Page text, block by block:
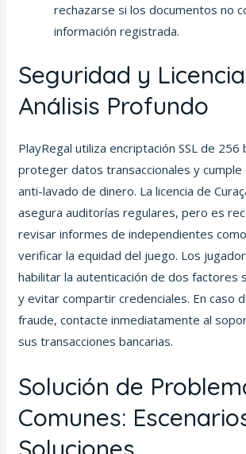
rechazarse si los documentos no
información registrada.
Seguridad y
Análisis Profundo
PlayRegal utiliza encriptación SSL de 256
proteger datos transaccionales y cumple
anti-lavado de dinero. La licencia de
asegura auditorías regulares, pero es
revisar informes de independientes
verificar la equidad del juego. Los
habilitar la autenticación de dos factores
y evitar compartir credenciales. En caso
fraude, contacte inmediatamente al
sus transacciones bancarias.
Solución de
Comunes: